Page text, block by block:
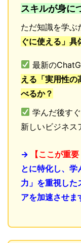
スキルが身に
ただ知識を学ぶ
ぐに使える」具
最新の
える「実用性
べるか？
学んだ後す
新しいビジネス
→ 【ここが重要
とに特化し、
力」を重視した
アを加速させま